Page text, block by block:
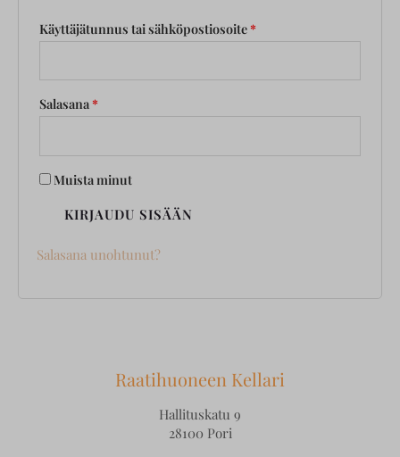
Käyttäjätunnus tai sähköpostiosoite *
Salasana *
Muista minut
KIRJAUDU SISÄÄN
Salasana unohtunut?
Raatihuoneen Kellari
Hallituskatu 9
28100 Pori